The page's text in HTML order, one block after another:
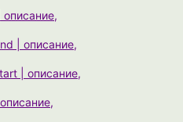
| описание,
| описание,